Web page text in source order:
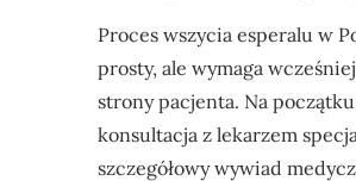
Proces wszycia esperalu w
prosty, ale wymaga
strony pacjenta. Na
konsultacja z lekarzem
szczegółowy wywiad